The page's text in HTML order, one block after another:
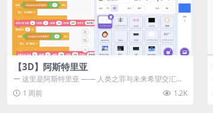
【3D】阿斯特里亚
ー 这里是阿斯特里亚 —— 人类之罪与未来希望交汇之
地 📖 游戏简介 《阿斯特里...
1 周前 1.2K